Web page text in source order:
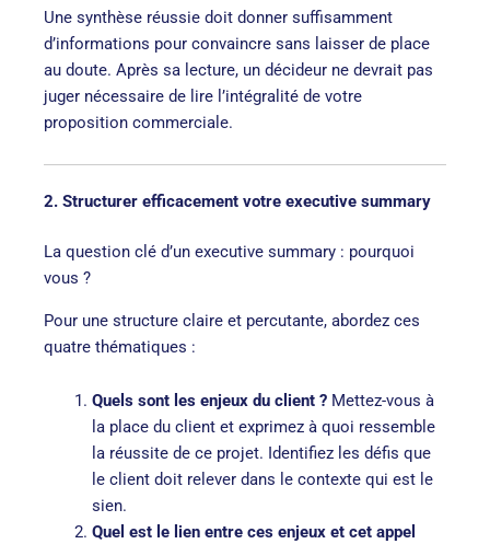
Une synthèse réussie doit donner suffisamment
d’informations pour convaincre sans laisser de place
au doute. Après sa lecture, un décideur ne devrait pas
juger nécessaire de lire l’intégralité de votre
proposition commerciale.
2. Structurer efficacement votre executive summary
La question clé d’un executive summary : pourquoi
vous ?
Pour une structure claire et percutante, abordez ces
quatre thématiques :
Quels sont les enjeux du client ? Mettez-vous à
la place du client et exprimez à quoi ressemble
la réussite de ce projet. Identifiez les défis que
le client doit relever dans le contexte qui est le
sien.
Quel est le lien entre ces enjeux et cet appel